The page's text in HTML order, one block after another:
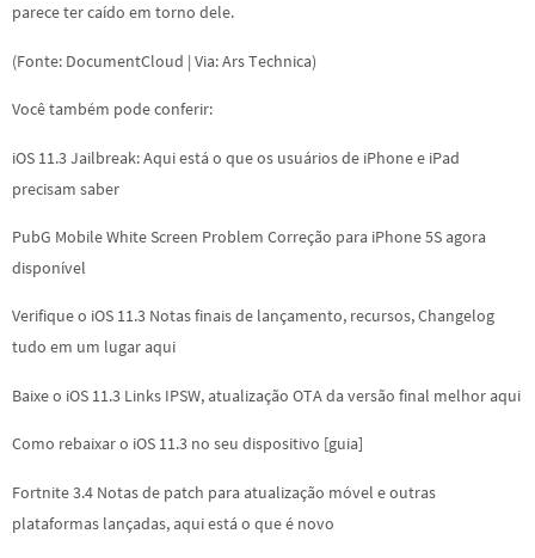
parece ter caído em torno dele.
(Fonte: DocumentCloud | Via: Ars Technica)
Você também pode conferir:
iOS 11.3 Jailbreak: Aqui está o que os usuários de iPhone e iPad
precisam saber
PubG Mobile White Screen Problem Correção para iPhone 5S agora
disponível
Verifique o iOS 11.3 Notas finais de lançamento, recursos, Changelog
tudo em um lugar aqui
Baixe o iOS 11.3 Links IPSW, atualização OTA da versão final melhor aqui
Como rebaixar o iOS 11.3 no seu dispositivo [guia]
Fortnite 3.4 Notas de patch para atualização móvel e outras
plataformas lançadas, aqui está o que é novo